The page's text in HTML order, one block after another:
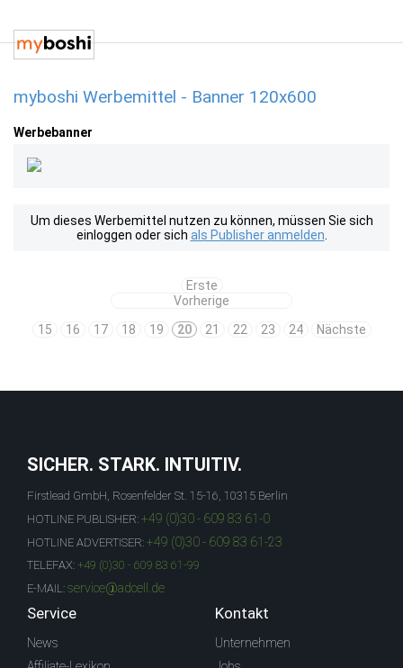
myboshi Werbemittel - Banner 120x600
Werbebanner
Um dieses Werbemittel nutzen zu können, müssen Sie sich
einloggen oder sich als Publisher anmelden
Erste
Vorherige
15
16 17 18 19 20 21 22 23 24 Nächste
SICHER. STARK. INTUITIV.
Firstlead GmbH, Rosenfelder St. 15-16, 10315 Berlin
HOTLINE PUBLISHER: +49 (0)30 - 609 83 61-0
HOTLINE ADVERTISER: +49 (0)30 - 609 83 61-23
TELEFAX: +49 (0)30 - 609 83 61-99
E-MAIL: service@adcell.de
Service
News
Kontakt
Unternehmen